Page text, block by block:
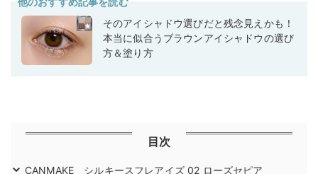
そのアイシャドウ選びだと残念見えかも！
本当に似合うブラウンアイシャドウの選び
方＆塗り方
目次
CANMAKE シルキースフレアイズ 02 ローズセピア